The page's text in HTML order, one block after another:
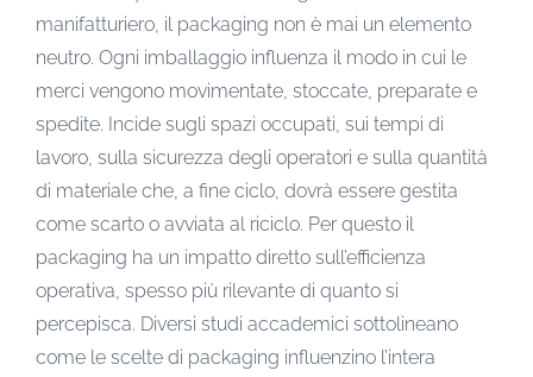
manifatturiero, il packaging non è mai un elemento
neutro. Ogni imballaggio influenza il modo in cui le
merci vengono movimentate, stoccate, preparate e
spedite. Incide sugli spazi occupati, sui tempi di
lavoro, sulla sicurezza degli operatori e sulla quantità
di materiale che, a fine ciclo, dovrà essere gestita
come scarto o avviata al riciclo. Per questo il
packaging ha un impatto diretto sull’efficienza
operativa, spesso più rilevante di quanto si
percepisca. Diversi studi accademici sottolineano
come le scelte di packaging influenzino l’intera